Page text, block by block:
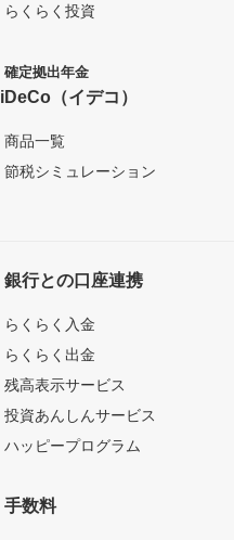
らくらく投資
確定拠出年金
iDeCo（イデコ）
商品一覧
節税シミュレーション
銀行との口座連携
らくらく入金
らくらく出金
残高表示サービス
投資あんしんサービス
ハッピープログラム
手数料